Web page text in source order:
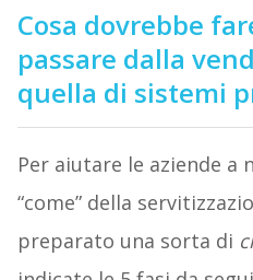
Cosa dovrebbe
passare dalla
quella di sistemi
Per aiutare le aziende a
“come” della
preparato una sorta di